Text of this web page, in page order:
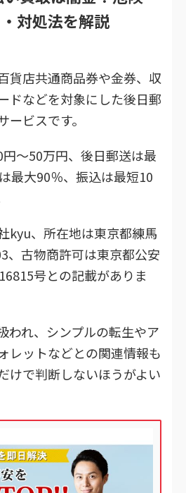
対処法を解説
貨店共通商品券や金券、収
ドなどを対象にした後日郵
ビスです。
～50万円、後日郵送は最
最大90％、振込は最短10
kyu、所在地は東京都練馬
、古物商許可は東京都公安
号との記載がありま
われ、シンプルの転生やア
レットなどとの関連情報も
けで判断しないほうがよい